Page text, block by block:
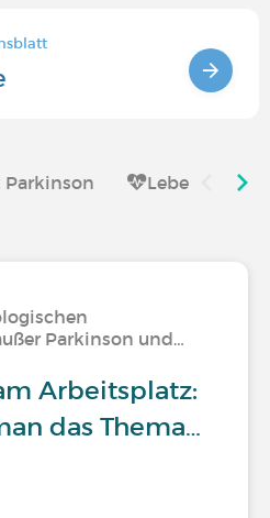
Leben mit
Parkinson und…
Arbeitsplatz:
das Thema…